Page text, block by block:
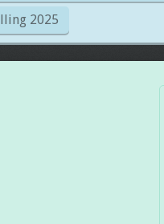
2025